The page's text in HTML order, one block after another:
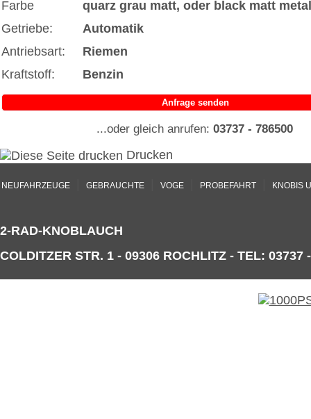
Farbe quarz grau matt, oder black matt
Getriebe:
Automatik
Antriebsart:
Riemen
Kraftstoff:
Benzin
Anfrage senden
...oder gleich anrufen: 03737 - 786500
Drucken
NEUFAHRZEUGE GEBRAUCHTE VOGE PROBEFAHRT KNOBIS
2-RAD-KNOBLAUCH
COLDITZER STR. 1 - 09306 ROCHLITZ - TEL: 03737